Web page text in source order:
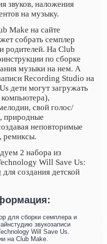
звуков, наложения
на музыку.
Make на сайте
собрать семплер
родителей. На Club
по сборке
музыки на нем. А
Recording Studio на
дети могут загружать
свой голос/
природные
неповторимые
ремиксы.
2 набора из
Will Save Us:
для создания детской
для сборки семплера и
звукозаписи
Will Save Us.
на Club Make.